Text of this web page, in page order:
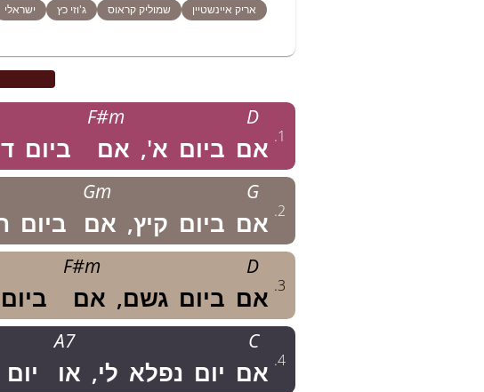
אריק איינשטיין שמוליק קראוס ג'וזי כץ ישראלי
1
.
D
אם ביום א',
F#m
אם ביום
2
.
G
אם ביום קיץ,
Gm
אם ביום
3
.
D
אם ביום גשם,
F#m
אם ביום
4
.
C
אם יום נפלא לי,
A7
או יום